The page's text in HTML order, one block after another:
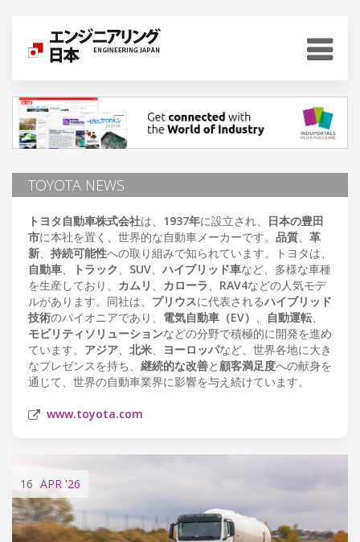
TOYOTA NEWS
トヨタ自動車株式会社は、 1937年に設立され、
日本の豊田
市に本社を置く、世界的な自動車メーカーです。 品質、 革
新、 持続可能性への取り組みで知られています。トヨタは、
自動車、 トラック、 SUV、 ハイブリッド車など、多様な車種
を生産しており、 カムリ 、 カローラ、 RAV4などの人気モデ
ルがあります。同社は、 プリウスに代表されるハイブリッド
技術のパイオニアであり、 電気自動車（EV） 、 自動運転、
モビリティソリューションなどの分野で積極的に開発を進め
ています。 アジア、 北米、 ヨーロッパなど、世界各地に大き
なプレゼンスを持ち、 継続的な改善と顧客満足度への献身を
通じて、世界の自動車業界に影響を与え続けています。
www.toyota.com
16 APR '26